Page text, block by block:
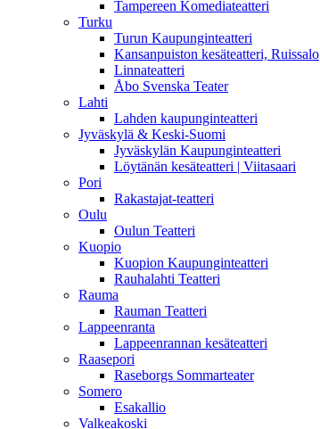
Tampereen Komediateatteri
Turku
Turun Kaupunginteatteri
Kansanpuiston kesäteatteri, Ruissalo
Linnateatteri
Åbo Svenska Teater
Lahti
Lahden kaupunginteatteri
Jyväskylä & Keski-Suomi
Jyväskylän Kaupunginteatteri
Löytänän kesäteatteri | Viitasaari
Pori
Rakastajat-teatteri
Oulu
Oulun Teatteri
Kuopio
Kuopion Kaupunginteatteri
Rauhalahti Teatteri
Rauma
Rauman Teatteri
Lappeenranta
Lappeenrannan kesäteatteri
Raasepori
Raseborgs Sommarteater
Somero
Esakallio
Valkeakoski